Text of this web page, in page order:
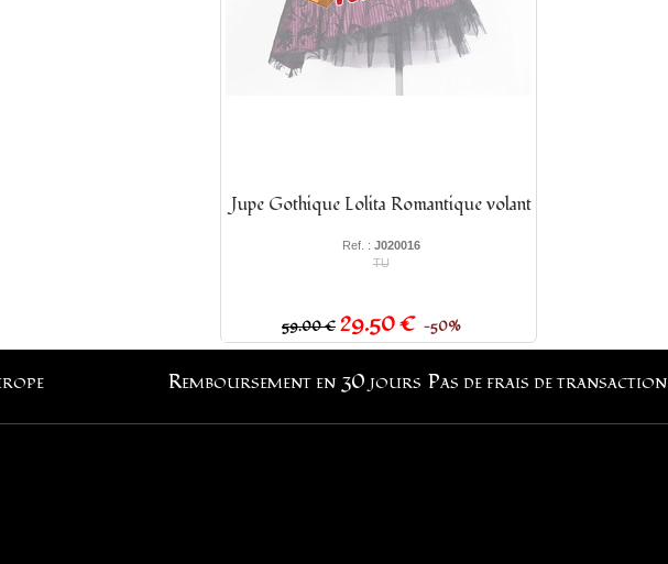
Jupe Gothique Lolita Romantique volant
Ref. : J020016
TU
59.00 € 29.50 € −50%
Remboursement en 30 jours Pas de frais de transaction